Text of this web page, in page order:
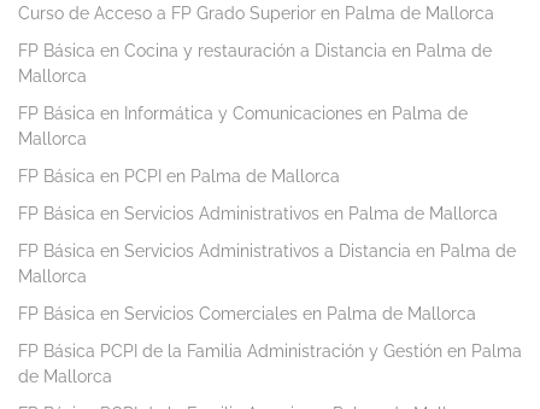
Curso de Acceso a FP Grado Superior en Palma de Mallorca
FP Básica en Cocina y restauración a Distancia en Palma de
Mallorca
FP Básica en Informática y Comunicaciones en Palma de
Mallorca
FP Básica en PCPI en Palma de Mallorca
FP Básica en Servicios Administrativos en Palma de Mallorca
FP Básica en Servicios Administrativos a Distancia en Palma de
Mallorca
FP Básica en Servicios Comerciales en Palma de Mallorca
FP Básica PCPI de la Familia Administración y Gestión en Palma
de Mallorca